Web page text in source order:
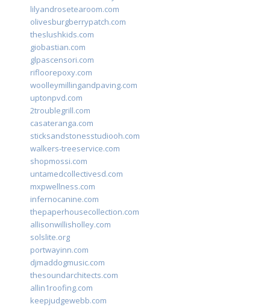
lilyandrosetearoom.com
olivesburgberrypatch.com
theslushkids.com
giobastian.com
glpascensori.com
rifloorepoxy.com
woolleymillingandpaving.com
uptonpvd.com
2troublegrill.com
casateranga.com
sticksandstonesstudiooh.com
walkers-treeservice.com
shopmossi.com
untamedcollectivesd.com
mxpwellness.com
infernocanine.com
thepaperhousecollection.com
allisonwillisholley.com
solslite.org
portwayinn.com
djmaddogmusic.com
thesoundarchitects.com
allin1roofing.com
keepjudgewebb.com